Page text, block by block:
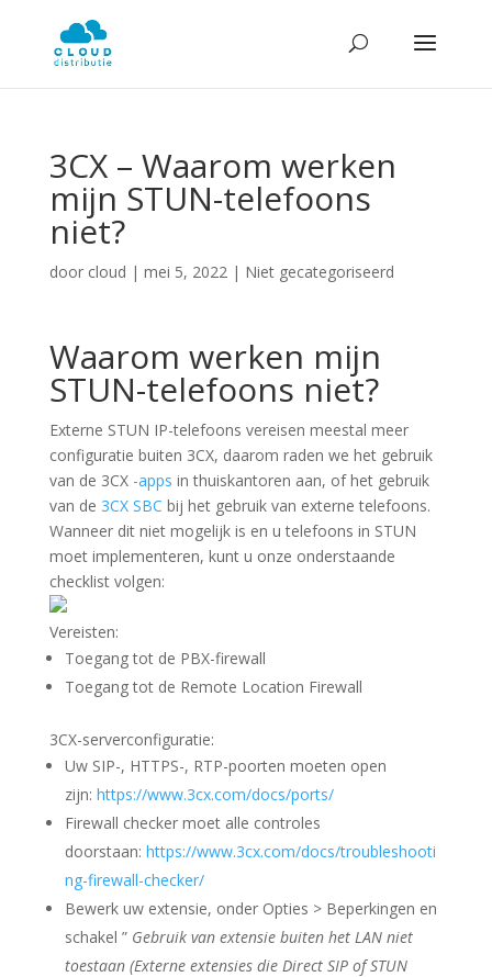
3CX – Waarom werken
mijn STUN-telefoons
niet?
door cloud | mei 5, 2022| Niet gecategoriseerd
Waarom werken mijn
STUN-telefoons niet?
Externe STUN IP-telefoons vereisen meestal meer
configuratie buiten 3CX, daarom raden we het gebruik
van de 3CX -apps in thuiskantoren aan, of het gebruik
van de 3CX SBC bij het gebruik van externe telefoons.
Wanneer dit niet mogelijk is en u telefoons in STUN
moet implementeren, kunt u onze onderstaande
checklist volgen:
Vereisten:
Toegang tot de PBX-firewall
Toegang tot de Remote Location Firewall
3CX-serverconfiguratie:
Uw SIP-, HTTPS-, RTP-poorten moeten open
zijn: https://www.3cx.com/docs/ports/
Firewall checker moet alle controles
doorstaan: https://www.3cx.com/docs/troubleshooti
ng-firewall-checker/
Bewerk uw extensie, onder Opties > Beperkingen en
schakel ” Gebruik van extensie buiten het LAN niet
toestaan ​​(Externe extensies die Direct SIP of STUN